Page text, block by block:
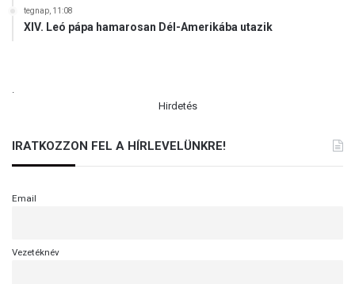
tegnap, 11:08
XIV. Leó pápa hamarosan Dél-Amerikába utazik
.
Hirdetés
IRATKOZZON FEL A HÍRLEVELÜNKRE!
Email
Vezetéknév